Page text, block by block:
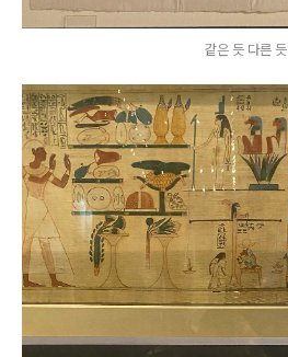
같은 듯 다른 듯